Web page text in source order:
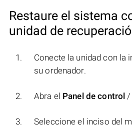
Restaure el sistema
unidad de
Conecte la unidad con la
su ordenador.
Abra el Panel de control /
Seleccione el inciso del